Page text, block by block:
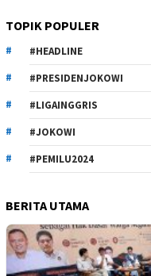
TOPIK POPULER
#HEADLINE
#PRESIDENJOKOWI
#LIGAINGGRIS
#JOKOWI
#PEMILU2024
BERITA UTAMA